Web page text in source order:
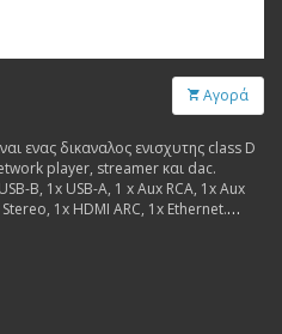
Αγορά
ενας δικαναλος ενισχυτης class D
player, streamer και dac.
B, 1x USB-A, 1 x Aux RCA, 1x Aux
1x HDMI ARC, 1x Ethernet.